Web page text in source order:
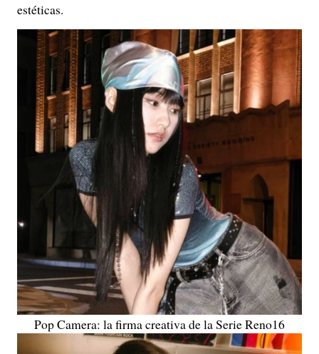
estéticas.
Pop Camera: la firma creativa de la Serie Reno16